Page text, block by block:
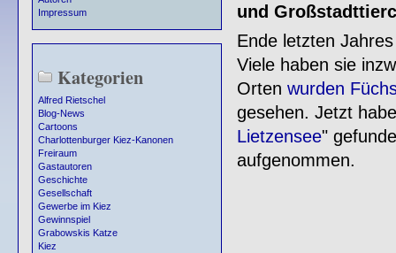
Impressum
Kategorien
Alfred Rietschel
Blog-News
Cartoons
Charlottenburger Kiez-Kanonen
Freiraum
Gastautoren
Geschichte
Gesellschaft
Gewerbe im Kiez
Gewinnspiel
Grabowskis Katze
Kiez
und
Ende letzten
Viele haben sie
Orten wurden
gesehen. Jetzt
Lietzensee"
aufgenommen.